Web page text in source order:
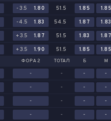
-3.5 1.80 51.5 1.85 1.85
-4.5 1.83 54.5 1.87 1.83
+3.5 1.87 51.5 1.83 1.87
+3.5 1.90 51.5 1.85 1.85
ФОРА 2 ТОТАЛ Б М
- - -
-
- - -
-
- - -
-
- - - -